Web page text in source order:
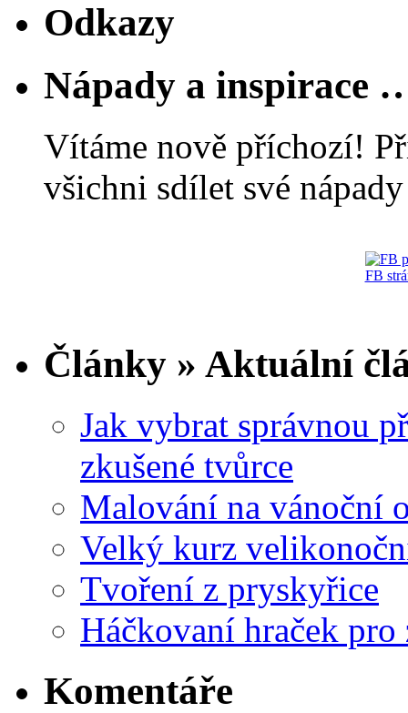
Odkazy
Nápady a inspirace
Vítáme nově příchozí!
všichni sdílet své
FB
Články » Aktuální
Jak vybrat správnou
zkušené tvůrce
Malování na vánoční
Velký kurz
Tvoření z pryskyřice
Háčkovaní hraček pro
Komentáře